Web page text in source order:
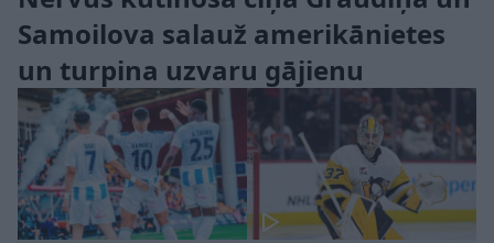
Samoilova salauž amerikānietes
un turpina uzvaru gājienu